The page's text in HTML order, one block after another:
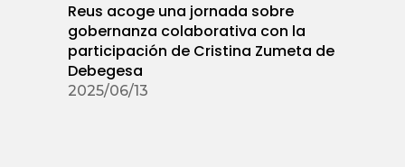
Reus acoge una jornada sobre
gobernanza colaborativa con la
participación de Cristina Zumeta de
Debegesa
2025/06/13